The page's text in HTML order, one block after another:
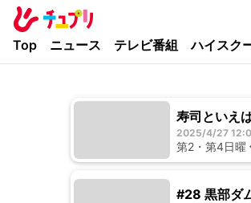
Top ニュース テレビ番組 ハイスク
寿司といえ
2025/4/27
第2・第4日曜
#28 黒部ダ